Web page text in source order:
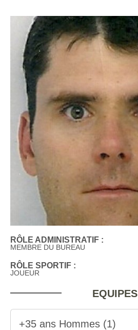
RÔLE ADMINISTRATIF :
MEMBRE DU BUREAU
RÔLE SPORTIF :
JOUEUR
EQUIPES
+35 ans Hommes (1)